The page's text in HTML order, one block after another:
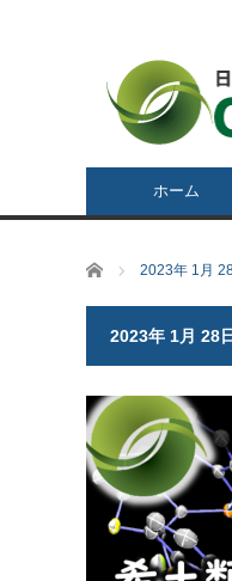
ホーム
ホーム 2023年 1月
2023年 1月 28日